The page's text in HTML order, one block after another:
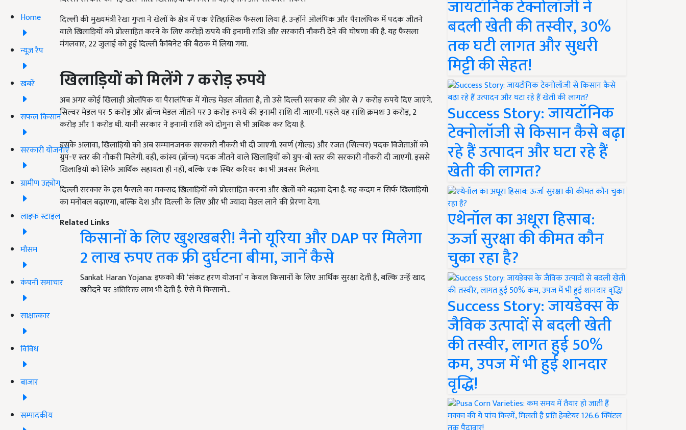
Home
न्यूज़ रैप
खबरें
सफल किसान
सरकारी योजनाएं
ग्रामीण उद्द्योग
लाइफ स्टाइल
मौसम
कंपनी समाचार
साक्षात्कार
विविध
बाजार
सम्पादकीय
दिल्ली की मुख्यमंत्री रेखा गुप्ता ने खेलों के क्षेत्र में एक ऐतिहासिक फैसला लिया है. उन्होंने ओलंपिक और पैरालंपिक में पदक जीतने
वाले खिलाड़ियों को प्रोत्साहित करने के लिए करोड़ों रुपये की इनामी राशि और सरकारी नौकरी देने की घोषणा की है. यह फैसला
मंगलवार, 22 जुलाई को हुई दिल्ली कैबिनेट की बैठक में लिया गया.
खिलाड़ियों को मिलेंगे 7करोड़ रुपये
अब अगर कोई खिलाड़ी ओलंपिक या पैरालंपिक में गोल्ड मेडल जीतता है, तो उसे दिल्ली सरकार की ओर से 7 करोड़ रुपये दिए जाएंगे.
सिल्वर मेडल पर 5 करोड़ और ब्रॉन्ज मेडल जीतने पर 3 करोड़ रुपये की इनामी राशि दी जाएगी. पहले यह राशि क्रमशः 3 करोड़, 2
करोड़ और 1 करोड़ थी. यानी सरकार ने इनामी राशि को दोगुना से भी अधिक कर दिया है.
इसके अलावा, खिलाड़ियों को अब सम्मानजनक सरकारी नौकरी भी दी जाएगी. स्वर्ण (गोल्ड) और रजत (सिल्वर) पदक विजेताओं को
ग्रुप-ए स्तर की नौकरी मिलेगी. वहीं, कांस्य (ब्रॉन्ज) पदक जीतने वाले खिलाड़ियों को ग्रुप-बी स्तर की सरकारी नौकरी दी जाएगी. इससे
खिलाड़ियों को सिर्फ आर्थिक सहायता ही नहीं, बल्कि एक स्थिर करियर का भी अवसर मिलेगा.
दिल्ली सरकार के इस फैसले का मकसद खिलाड़ियों को प्रोत्साहित करना और खेलों को बढ़ावा देना है. यह कदम न सिर्फ खिलाड़ियों
का मनोबल बढ़ाएगा, बल्कि देश और दिल्ली के लिए और भी ज्यादा मेडल लाने की प्रेरणा देगा.
Related Links
किसानों के लिए खुशखबरी! नैनो यूरिया और DAP पर मिलेगा
2 लाख रुपए तक फ्री दुर्घटना बीमा, जानें कैसे
Sankat Haran Yojana: इफको की ‘संकट हरण योजना’ न केवल किसानों के लिए आर्थिक सुरक्षा देती है, बल्कि उन्हें खाद
खरीदने पर अतिरिक्त लाभ भी देती है. ऐसे में किसानों…
जायटॉनिक टेक्नोलॉजी ने
बदली खेती की तस्वीर, 30%
तक घटी लागत और सुधरी
मिट्टी की सेहत!
Success Story: जायटॉनिक
टेक्नोलॉजी से किसान कैसे बढ़ा
रहे हैं उत्पादन और घटा रहे हैं
खेती की लागत?
एथेनॉल का अधूरा हिसाब:
ऊर्जा सुरक्षा की कीमत कौन
चुका रहा है?
Success Story: जायडेक्स के
जैविक उत्पादों से बदली खेती
की तस्वीर, लागत हुई 50%
कम, उपज में भी हुई शानदार
वृद्धि!